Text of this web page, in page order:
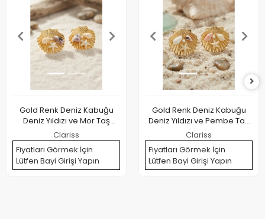
Gold Renk Deniz Kabuğu
Deniz Yıldızı ve Mor Taş
Detaylı Küpe
Clariss
Fiyatları Görmek İçin
Lütfen Bayi Girişi Yapın
Gold Renk Deniz Kabuğu
Deniz Yıldızı ve Pembe Taş
Detaylı Küpe
Clariss
Fiyatları Görmek İçin
Lütfen Bayi Girişi Yapın